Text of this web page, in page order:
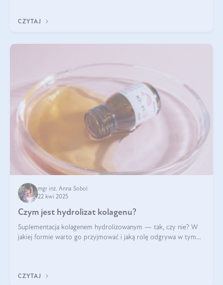
CZYTAJ
mgr inż. Anna Sobol
22 kwi 2025
Czym jest hydrolizat kolagenu?
Suplementacja kolagenem hydrolizowanym — tak, czy nie? W
jakiej formie warto go przyjmować i jaką rolę odgrywa w tym
CZYTAJ